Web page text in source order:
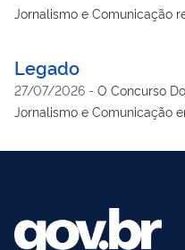
Jornalismo e Comunicação
em defesa do meio
tradicionais. São seis
acordo com o edital. Podem
impressos ou eletrônicos a
Legado
27/07/2026 - O Concurso
Jornalismo e Comunicação
edição homenageia dois defensores ambientalistas que